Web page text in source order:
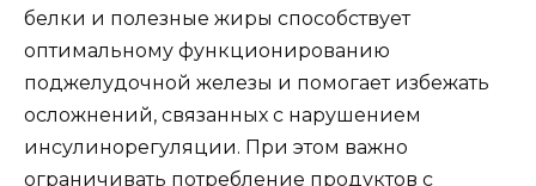
белки и полезные жиры способствует
оптимальному функционированию
поджелудочной железы и помогает избежать
осложнений, связанных с нарушением
инсулинорегуляции. При этом важно
ограничивать потребление продуктов с